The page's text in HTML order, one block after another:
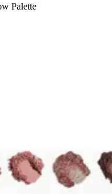
Palette